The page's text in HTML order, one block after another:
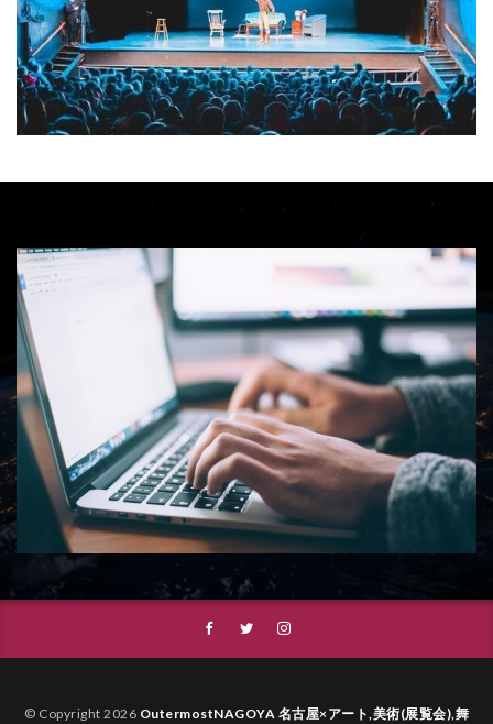
© Copyright 2026 OutermostNAGOYA 名古屋×アート,美術(展覧会),舞